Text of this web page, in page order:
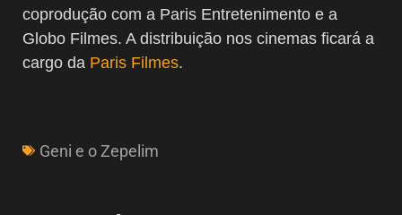
coprodução com a Paris Entretenimento e a
Globo Filmes. A distribuição nos cinemas ficará a
cargo da Paris Filmes.
Geni e o Zepelim